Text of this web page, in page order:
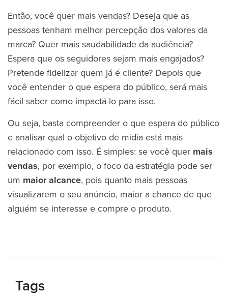
Então, você quer mais vendas? Deseja que as
pessoas tenham melhor percepção dos valores da
marca? Quer mais saudabilidade da audiência?
Espera que os seguidores sejam mais engajados?
Pretende fidelizar quem já é cliente? Depois que
você entender o que espera do público, será mais
fácil saber como impactá-lo para isso.
Ou seja, basta compreender o que espera do público
e analisar qual o objetivo de mídia está mais
relacionado com isso. É simples: se você quer mais
vendas, por exemplo, o foco da estratégia pode ser
um maior alcance, pois quanto mais pessoas
visualizarem o seu anúncio, maior a chance de que
alguém se interesse e compre o produto.
Tags